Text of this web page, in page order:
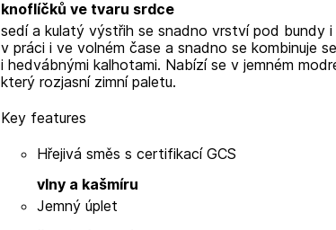
knoflíčků ve tvaru srdce
sedí a kulatý výstřih se snadno vrství pod bundy
v práci i ve volném čase a snadno se kombinuje
i hedvábnými kalhotami. Nabízí se v jemném
který rozjasní zimní paletu.
Key features
Hřejivá směs
vlny a kašmíru
s certifikací GCS
Jemný úplet